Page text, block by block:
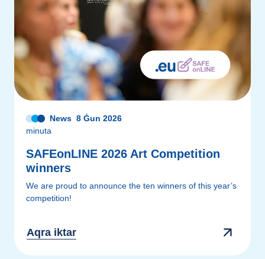
News 8 Ġun 2026
minuta
SAFEonLINE 2026 Art Competition
winners
We are proud to announce the ten winners of this year’s
competition!
Aqra iktar